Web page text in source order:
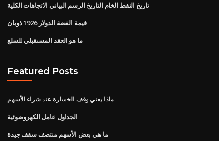
تاريخ النفط الخام التاريخ الرسم البياني الاتجاهات الكلية
قيمة الفضة الدولار 1926 ذوبان
ما هو العقد المستقبلي للسلع
Featured Posts
ماذا يعني وقف الخسارة عند شراء الأسهم
الجداول عامل الكهروضوئية
ما هي بعض الأسهم منتصف سقف جيدة